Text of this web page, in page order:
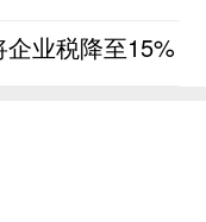
业税降至15%